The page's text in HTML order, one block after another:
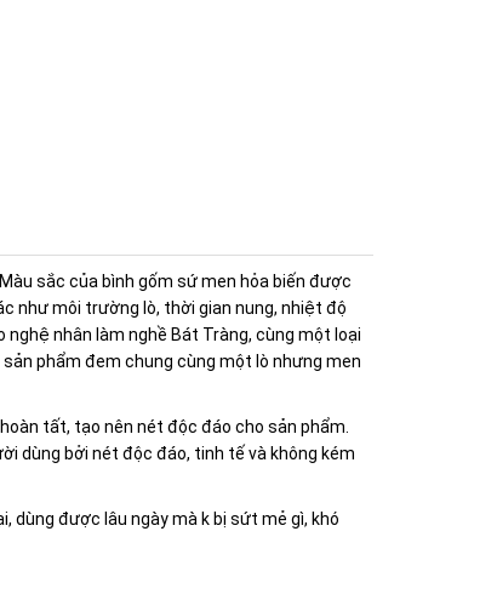
sắc của bình gốm sứ men hỏa biến được
như môi trường lò, thời gian nung, nhiệt độ
nghệ nhân làm nghề Bát Tràng, cùng một loại
phẩm đem chung cùng một lò nhưng men
tất, tạo nên nét độc đáo cho sản phẩm.
dùng bởi nét độc đáo, tinh tế và không kém
dùng được lâu ngày mà k bị sứt mẻ gì, khó